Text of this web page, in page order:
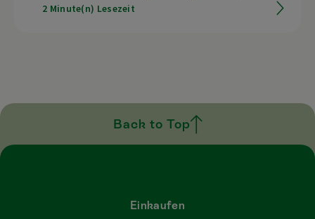
robuste Pflanzen – ganz ohne schädliche
2 Minute(n) Lesezeit
Back to Top
Einkaufen